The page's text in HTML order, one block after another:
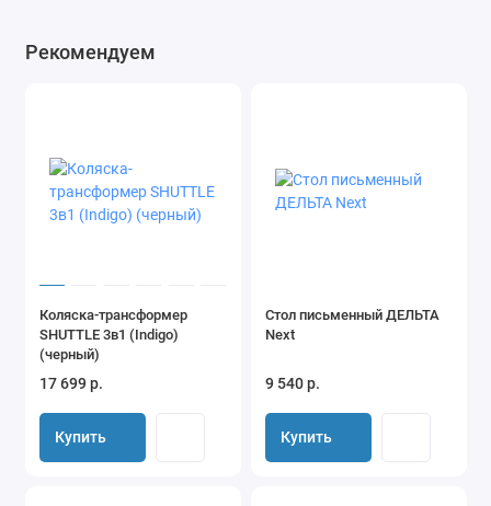
Рекомендуем
Коляска-трансформер
SHUTTLE 3в1 (Indigo)
(черный)
17 699 р.
Купить
Стол письменный ДЕЛЬТА
Next
9 540 р.
Купить